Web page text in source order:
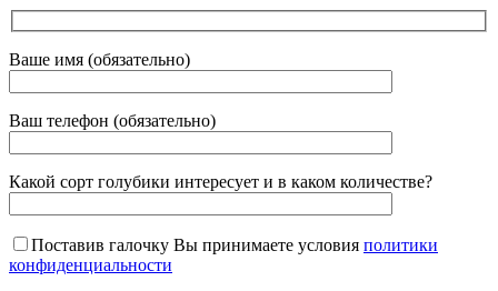
Ваше имя (обязательно)
Ваш телефон (обязательно)
Какой сорт голубики интересует и в каком количестве?
Поставив галочку Вы принимаете условия политики
конфиденциальности